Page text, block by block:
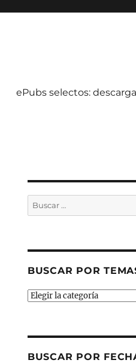
ePubs selectos:
Buscar
por:
BUSCAR POR
Buscar
BUSCAR POR